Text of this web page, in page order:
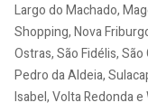
Largo do Machado,
Shopping, Nova
Ostras, São Fidélis,
Pedro da Aldeia,
Isabel, Volta Redonda